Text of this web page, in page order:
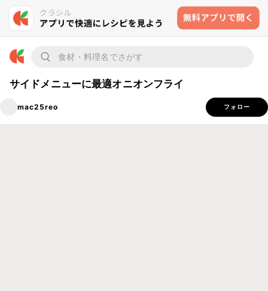
サイドメニューに最適オニオンフライ
mac25reo フォロー